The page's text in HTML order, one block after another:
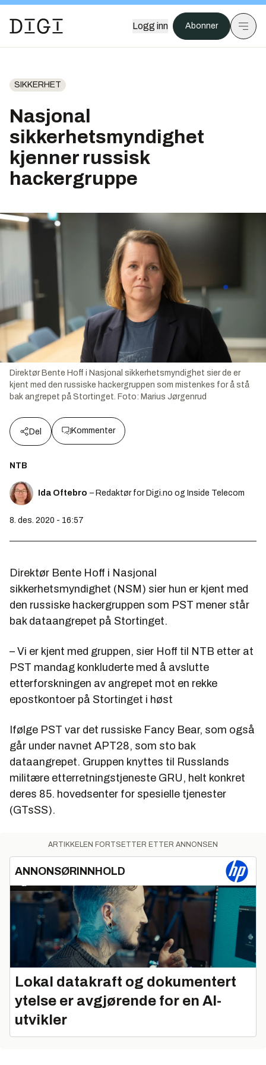
Logg inn Abonner
SIKKERHET
Nasjonal
sikkerhetsmyndighet
kjenner russisk
hackergruppe
Direktør Bente Hoff i Nasjonal sikkerhetsmyndighet sier de er
kjent med den russiske hackergruppen som mistenkes for å stå
bak angrepet på Stortinget. Foto: Marius Jørgenrud
Del Kommenter
NTB
Ida Oftebro – Redaktør for Digi.no og Inside Telecom
8. des. 2020 - 16:57
Direktør Bente Hoff i Nasjonal
sikkerhetsmyndighet (NSM) sier hun er kjent med
den russiske hackergruppen som PST mener står
bak dataangrepet på Stortinget.
– Vi er kjent med gruppen, sier Hoff til NTB etter at
PST mandag konkluderte med å avslutte
etterforskningen av angrepet mot en rekke
epostkontoer på Stortinget i høst
Ifølge PST var det russiske Fancy Bear, som også
går under navnet APT28, som sto bak
dataangrepet. Gruppen knyttes til Russlands
militære etterretningstjeneste GRU, helt konkret
deres 85. hovedsenter for spesielle tjenester
(GTsSS).
ARTIKKELEN FORTSETTER ETTER ANNONSEN
ANNONSØRINNHOLD
Lokal datakraft og dokumentert
ytelse er avgjørende for en AI-
utvikler